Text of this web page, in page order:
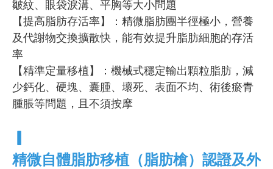
皺紋、眼袋淚溝、平胸等大小問題
【提高脂肪存活率】：精微脂肪團半徑極小，營養
及代謝物交換擴散快，能有效提升脂肪細胞的存活
率
【精準定量移植】：機械式穩定輸出顆粒脂肪，減
少鈣化、硬塊、囊腫、壞死、表面不均、術後瘀青
腫脹等問題，且不須按摩
精微自體脂肪移植（脂肪槍）認證及外